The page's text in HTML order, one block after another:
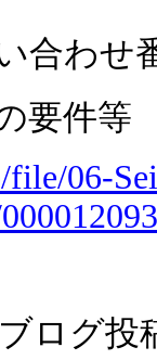
合わ
要件等
06-
グ投